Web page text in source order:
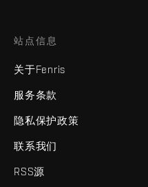
站点信息
关于Fenris
服务条款
隐私保护政策
联系我们
RSS源